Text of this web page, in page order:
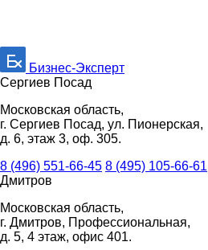
Бизнес-Эксперт
Сергиев Посад
Московская область,
г. Сергиев Посад, ул. Пионерская,
д. 6, этаж 3, оф. 305.
8 (496) 551-66-45 8 (495) 105-66-61
Дмитров
Московская область,
г. Дмитров, Профессиональная,
д. 5, 4 этаж, офис 401.